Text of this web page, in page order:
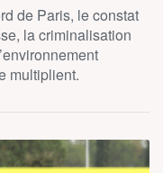
de Paris, le constat
la criminalisation
multiplient.